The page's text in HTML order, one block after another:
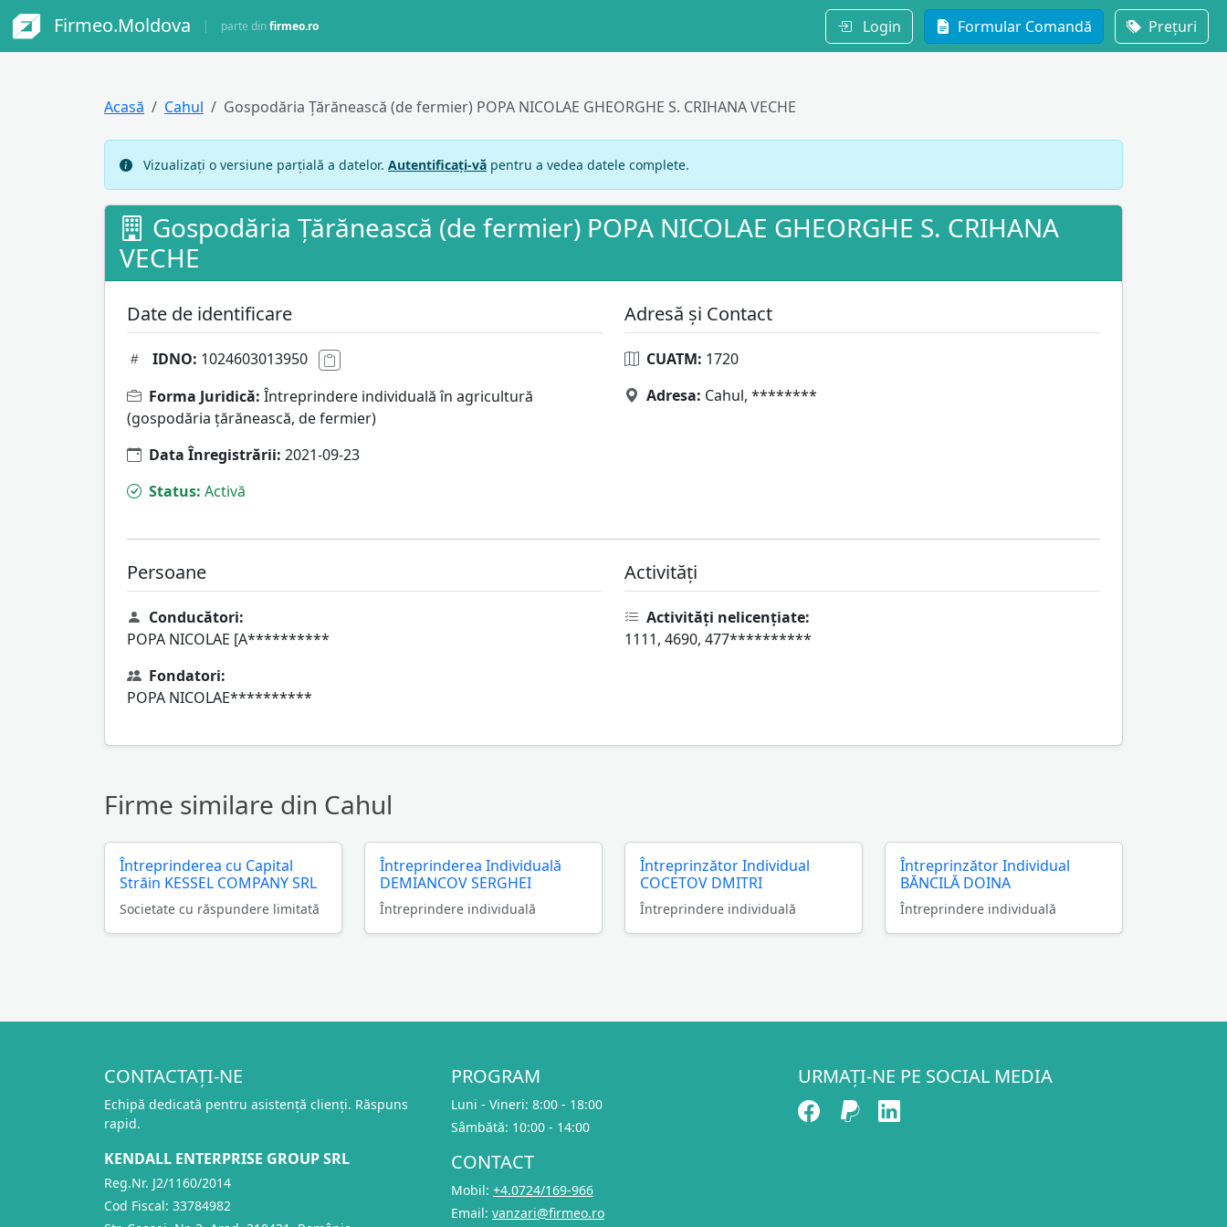
Firmeo.Moldova parte dinfirmeo.ro Login Formular Comandă Prețuri
Acasă Cahul Gospodăria Ţărănească (de fermier) POPA NICOLAE GHEORGHE S. CRIHANA VECHE
Vizualizați o versiune parțială a datelor. Autentificați-vă pentru a vedea datele complete.
Gospodăria Ţărănească (de fermier) POPA NICOLAE GHEORGHE S. CRIHANA
VECHE
Date de identificare
IDNO: 1024603013950
Forma Juridică: Întreprindere individuală în agricultură
(gospodăria ţărănească, de fermier)
Data Înregistrării: 2021-09-23
Status: Activă
Adresă și Contact
CUATM: 1720
Adresa: Cahul, ********
Persoane
Conducători:
POPA NICOLAE [A**********
Fondatori:
POPA NICOLAE**********
Activități
Activități nelicențiate:
1111, 4690, 477**********
Firme similare din Cahul
Întreprinderea cu Capital
Străin KESSEL COMPANY SRL
Societate cu răspundere limitată
Întreprinderea Individuală
DEMIANCOV SERGHEI
Întreprindere individuală
Întreprinzător Individual
COCETOV DMITRI
Întreprindere individuală
Întreprinzător Individual
BĂNCILĂ DOINA
Întreprindere individuală
CONTACTAȚI-NE
Echipă dedicată pentru asistență clienți. Răspuns
rapid.
KENDALL ENTERPRISE GROUP SRL
Reg.Nr. J2/1160/2014
Cod Fiscal: 33784982
PROGRAM
Luni - Vineri: 8:00 - 18:00
Sâmbătă: 10:00 - 14:00
CONTACT
Mobil: +4.0724/169-966
Email: vanzari@firmeo.ro
URMAȚI-NE PE SOCIAL MEDIA